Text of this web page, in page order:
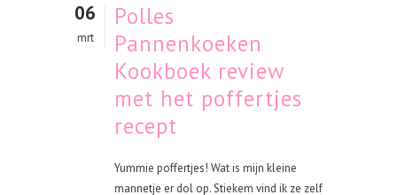
06
mrt
Polles
Pannenkoeken
Kookboek review
met het poffertjes
recept
Yummie poffertjes! Wat is mijn kleine
mannetje er dol op. Stiekem vind ik ze zelf